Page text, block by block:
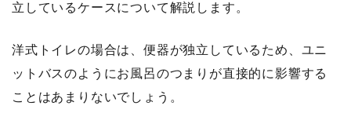
立しているケースについて解説します。
洋式トイレの場合は、便器が独立しているため、ユニ
ットバスのようにお風呂のつまりが直接的に影響する
ことはあまりないでしょう。